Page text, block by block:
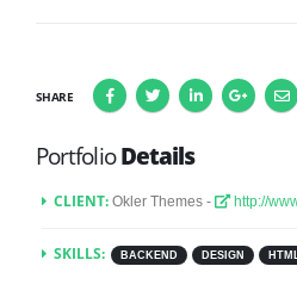
SHARE
PortfolioDetails
CLIENT: Okler Themes - http://
SKILLS: BACKEND DESIGN